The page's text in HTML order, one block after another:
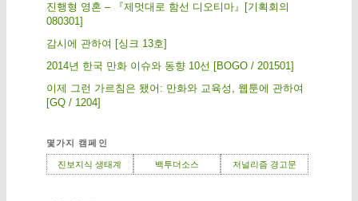
진행형 영혼 – 『제멋대로 함선 디오티마』[기획회의
080301]
감시에 관하여 [싱크 13호]
2014년 한국 만화 이슈와 동향 10선 [BOGO / 201501]
이제 그런 가르침은 됐어: 만화와 교육성, 웹툰에 관하여
[GQ / 1204]
몇가지 캠페인
진보지식 생태계 백투더소스 저널리즘 경고문